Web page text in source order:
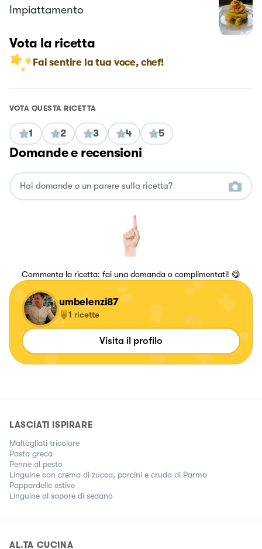
Impiattamento
Vota la ricetta
Fai sentire la tua voce, chef!
VOTA QUESTA RICETTA
1 2 3 4 5
Domande e recensioni
Commenta la ricetta: fai una domanda o complimentati! 😋
umbelenzi87
1 ricette
Visita il profilo
LASCIATI ISPIRARE
Maltagliati tricolore
Pasta greca
Penne al pesto
Linguine con crema di zucca, porcini e crudo di Parma
Pappardelle estive
Linguine al sapore di sedano
AL.TA CUCINA